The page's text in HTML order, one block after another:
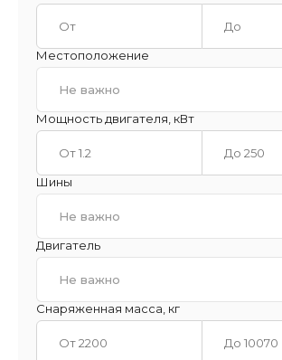
Местоположение
Не важно
Мощность двигателя, кВт
Шины
Не важно
Двигатель
Не важно
Снаряженная масса, кг